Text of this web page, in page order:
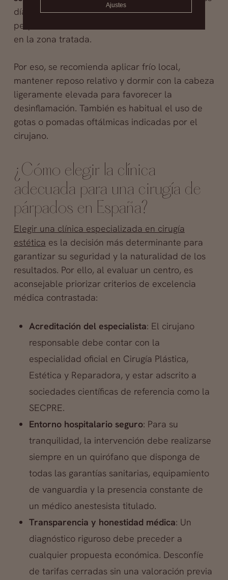
días es normal notar algo de inflamación,
pequeños hematomas o sensación de tirantez
en la zona tratada.
Por eso, se recomienda aplicar frío local,
mantener reposo relativo y dormir con la cabeza
ligeramente elevada para favorecer la
desinflamación. También es habitual el uso de
gotas o pomadas oftálmicas indicadas por el
cirujano.
¿Cómo elegir la clínica
adecuada para una cirugía de
párpados en España?
Elegir una clínica especializada en cirugía
estética es la decisión más determinante para
garantizar su seguridad y la naturalidad de los
resultados. Por ello, al evaluar un centro, es
aconsejable priorizar criterios de excelencia
médica contrastada:
Acreditación del especialista: El cirujano
responsable debe contar con la
especialidad oficial en Cirugía Plástica,
Estética y Reparadora, y estar adscrito a
sociedades científicas de referencia como la
SECPRE.
Entorno hospitalario seguro: Para su
tranquilidad, la intervención debe realizarse
siempre en un quirófano que disponga de
todas las garantías sanitarias, equipamiento
de vanguardia y la presencia constante de
un médico anestesista titulado.
Transparencia y honestidad médica: Un
diagnóstico riguroso debe preceder a
cualquier propuesta económica. Desconfíe
de tarifas cerradas sin una valoración previa
Ajustes